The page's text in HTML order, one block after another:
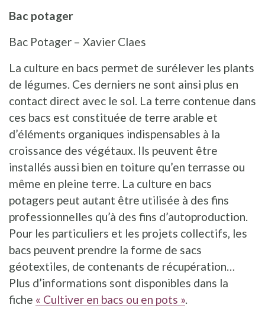
Bac potager
Bac Potager – Xavier Claes
La culture en bacs permet de surélever les plants
de légumes. Ces derniers ne sont ainsi plus en
contact direct avec le sol. La terre contenue dans
ces bacs est constituée de terre arable et
d’éléments organiques indispensables à la
croissance des végétaux. Ils peuvent être
installés aussi bien en toiture qu’en terrasse ou
même en pleine terre. La culture en bacs
potagers peut autant être utilisée à des fins
professionnelles qu’à des fins d’autoproduction.
Pour les particuliers et les projets collectifs, les
bacs peuvent prendre la forme de sacs
géotextiles, de contenants de récupération…
Plus d’informations sont disponibles dans la
fiche « Cultiver en bacs ou en pots ».